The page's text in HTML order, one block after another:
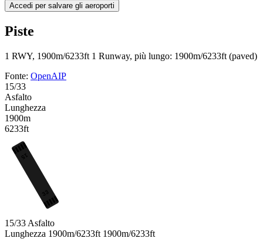
Accedi per salvare gli aeroporti
Piste
1 RWY, 1900m/6233ft 1 Runway, più lungo: 1900m/6233ft (paved)
Fonte: OpenAIP
15/33
Asfalto
Lunghezza
1900m
6233ft
33
15
15/33 Asfalto
Lunghezza 1900m/6233ft 1900m/6233ft